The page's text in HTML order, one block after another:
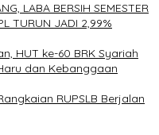
LABA BERSIH SEMESTER
TURUN JADI 2,99%
HUT ke-60 BRK Syariah
dan Kebanggaan
RUPSLB Berjalan